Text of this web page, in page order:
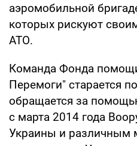
аэромобильной
которых рискуют
АТО.
Команда Фонда
Перемоги" старается
обращается за
с марта 2014 года
Украины и различным